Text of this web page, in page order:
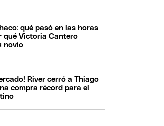
qué pasó en las horas
qué Victoria Cantero
novio
River cerró a Thiago
compra récord para el